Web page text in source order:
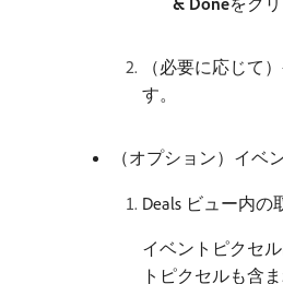
（必要に応じて
す。
（オプション）イベ
Deals ビュー内の
イベントピクセ
トピクセルも含